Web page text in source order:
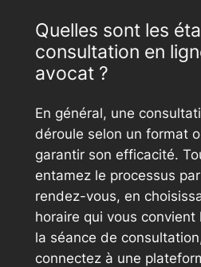
Quelles sont les
consultation en
avocat ?
En général, une
déroule selon un format
garantir son efficacité.
entamez le processus
rendez-vous, en
horaire qui vous convient
la séance de
connectez à une